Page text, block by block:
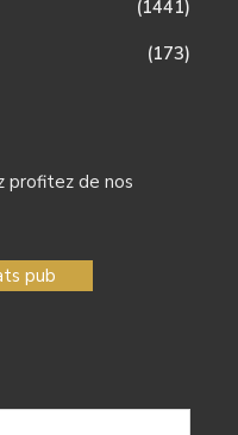
(1441)
(173)
profitez de nos
pub